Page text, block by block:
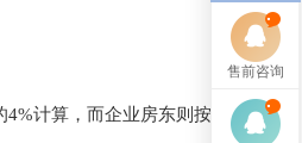
4%计算，而企业房东则按
售前咨询